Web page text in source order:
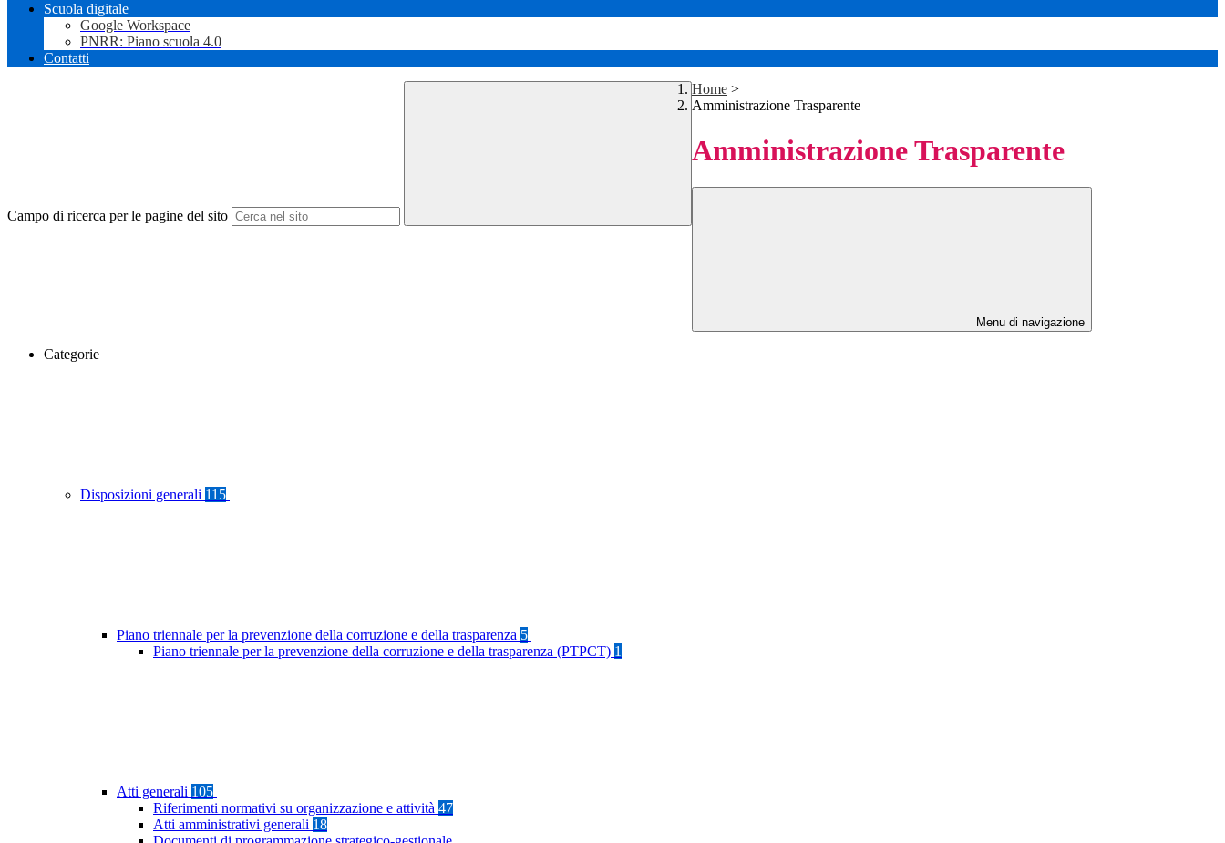
Scuola digitale
Google Workspace
PNRR: Piano scuola 4.0
Contatti
Campo di ricerca per le pagine del sito
Home >
Amministrazione Trasparente
Amministrazione Trasparente
Menu di navigazione
Categorie
Disposizioni generali 115
Piano triennale per la prevenzione della corruzione e della trasparenza 5
Piano triennale per la prevenzione della corruzione e della trasparenza (PTPCT) 1
Atti generali 105
Riferimenti normativi su organizzazione e attività 47
Atti amministrativi generali 18